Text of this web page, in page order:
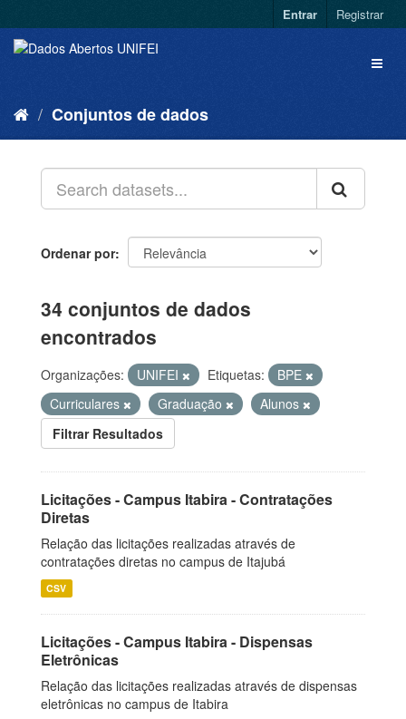
Entrar Registrar
Conjuntos de dados
Ordenar por
34 conjuntos de dados
encontrados
Organizações: UNIFEI Etiquetas:
BPE
Curriculares
Graduação
Alunos
Filtrar Resultados
Licitações - Campus Itabira - Contratações
Diretas
Relação das licitações realizadas através de
contratações diretas no campus de Itajubá
CSV
Licitações - Campus Itabira - Dispensas
Eletrônicas
Relação das licitações realizadas através de dispensas
eletrônicas no campus de Itabira